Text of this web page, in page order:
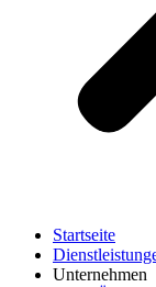
Startseite
Unternehmen